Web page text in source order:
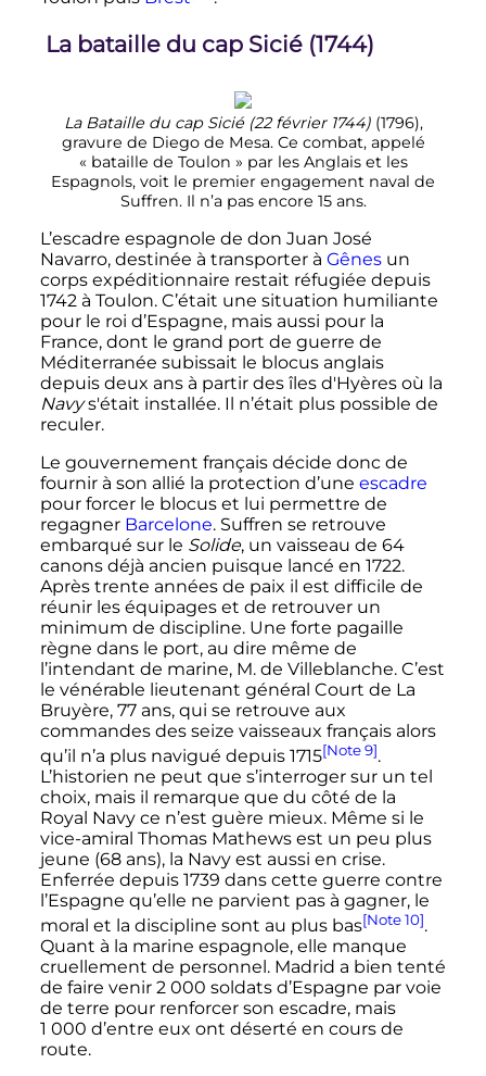
La bataille du cap Sicié (1744)
La Bataille du cap Sicié (22 février 1744)(1796),
gravure de Diego de Mesa. Ce combat, appelé
« bataille de Toulon » par les Anglais et les
Espagnols, voit le premier engagement naval de
Suffren. Il n’a pas encore 15 ans.
L’escadre espagnole de don Juan José
Navarro, destinée à transporter à Gênesun
corps expéditionnaire restait réfugiée depuis
1742 à Toulon. C’était une situation humiliante
pour le roi d’Espagne, mais aussi pour la
France, dont le grand port de guerre de
Méditerranée subissait le blocus anglais
depuis deux ans à partir des îles d'Hyères où la
Navys'était installée. Il n’était plus possible de
reculer.
Le gouvernement français décide donc de
fournir à son allié la protection d’une escadre
pour forcer le blocus et lui permettre de
regagner Barcelone. Suffren se retrouve
embarqué sur le Solide, un vaisseau de 64
canons déjà ancien puisque lancé en 1722.
Après trente années de paix il est difficile de
réunir les équipages et de retrouver un
minimum de discipline. Une forte pagaille
règne dans le port, au dire même de
l’intendant de marine, M. de Villeblanche. C’est
le vénérable lieutenant général Court de La
Bruyère, 77 ans, qui se retrouve aux
commandes des seize vaisseaux français alors
qu’il n’a plus navigué depuis 1715[Note 9].
L’historien ne peut que s’interroger sur un tel
choix, mais il remarque que du côté de la
Royal Navy ce n’est guère mieux. Même si le
vice-amiral Thomas Mathews est un peu plus
jeune (68 ans), la Navy est aussi en crise.
Enferrée depuis 1739 dans cette guerre contre
l’Espagne qu’elle ne parvient pas à gagner, le
moral et la discipline sont au plus bas[Note 10].
Quant à la marine espagnole, elle manque
cruellement de personnel. Madrid a bien tenté
de faire venir 2 000 soldatsd’Espagne par voie
de terre pour renforcer son escadre, mais
1 000 d’entre eux ont déserté en cours de
route.